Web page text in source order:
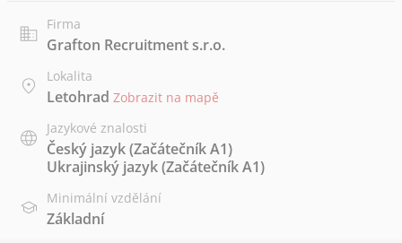
Firma
Grafton Recruitment s.r.o.
Lokalita
Letohrad Zobrazit na mapě
Jazykové znalosti
Český jazyk(Začátečník A1)
Ukrajinský jazyk(Začátečník A1)
Minimální vzdělání
Základní